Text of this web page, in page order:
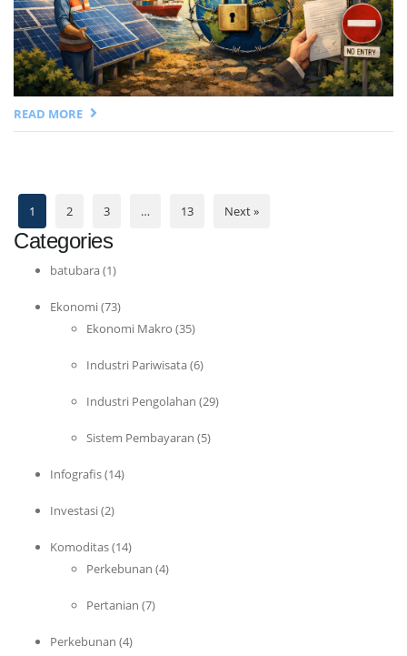
READ MORE
1 2 3 … 13 Next »
Categories
batubara(1)
Ekonomi(73)
Ekonomi Makro (35)
Industri Pariwisata(6)
Industri Pengolahan (29)
Sistem Pembayaran (5)
Infografis(14)
Investasi(2)
Komoditas(14)
Perkebunan (4)
Pertanian (7)
Perkebunan (4)